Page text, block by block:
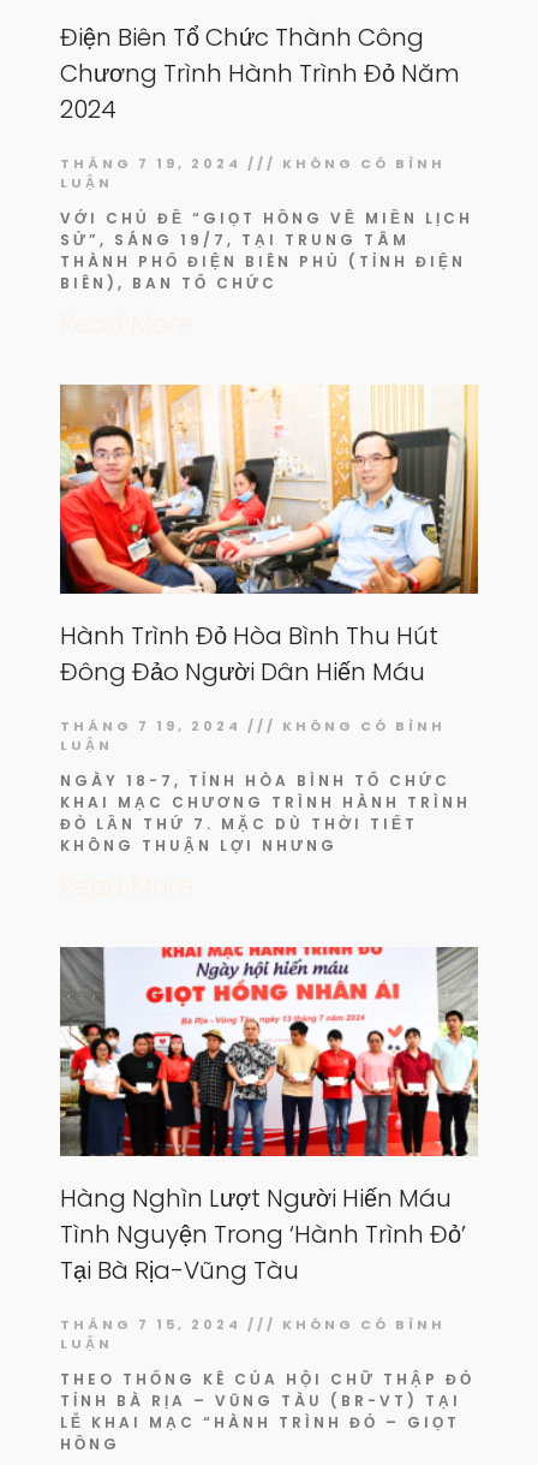
Điện Biên Tổ Chức Thành Công
Chương Trình Hành Trình Đỏ Năm
2024
THÁNG 7 19, 2024
KHÔNG CÓ BÌNH
LUẬN
VỚI CHỦ ĐỀ “GIỌT HỒNG VỀ MIỀN LỊCH
SỬ”, SÁNG 19/7, TẠI TRUNG TÂM
THÀNH PHỐ ĐIỆN BIÊN PHỦ (TỈNH ĐIỆN
BIÊN), BAN TỔ CHỨC
Read More
Hành Trình Đỏ Hòa Bình Thu Hút
Đông Đảo Người Dân Hiến Máu
THÁNG 7 19, 2024
KHÔNG CÓ BÌNH
LUẬN
NGÀY 18-7, TỈNH HÒA BÌNH TỔ CHỨC
KHAI MẠC CHƯƠNG TRÌNH HÀNH TRÌNH
ĐỎ LẦN THỨ 7. MẶC DÙ THỜI TIẾT
KHÔNG THUẬN LỢI NHƯNG
Read More
Hàng Nghìn Lượt Người Hiến Máu
Tình Nguyện Trong ‘Hành Trình Đỏ’
Tại Bà Rịa-Vũng Tàu
THÁNG 7 15, 2024
KHÔNG CÓ BÌNH
LUẬN
THEO THỐNG KÊ CỦA HỘI CHỮ THẬP ĐỎ
TỈNH BÀ RỊA – VŨNG TÀU (BR-VT) TẠI
LỄ KHAI MẠC “HÀNH TRÌNH ĐỎ – GIỌT
HỒNG